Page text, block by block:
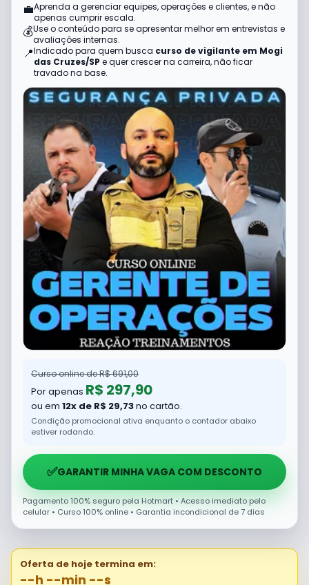
💼Aprenda a gerenciar equipes, operações e clientes, e não
apenas cumprir escala.
💰Use o conteúdo para se apresentar melhor em entrevistas e
avaliações internas.
📍Indicado para quem busca curso de vigilante em Mogi
das Cruzes/SP e quer crescer na carreira, não ficar
travado na base.
Curso online de R$ 691,00
Por apenas R$ 297,90
ou em 12x de R$ 29,73no cartão.
Condição promocional ativa enquanto o contador abaixo
estiver rodando.
✅GARANTIR MINHA VAGA COM DESCONTO
Pagamento 100% seguro pela Hotmart • Acesso imediato pelo
celular • Curso 100% online • Garantia incondicional de 7 dias
Oferta de hoje termina em:
--h --min --s